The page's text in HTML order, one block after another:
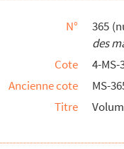
N°
365
des
Cote
4-MS-
Ancienne cote
MS-
Titre